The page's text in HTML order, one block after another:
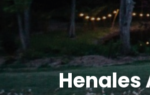
Henales